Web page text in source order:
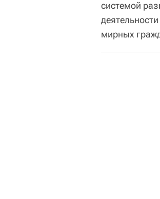
системой
мирных